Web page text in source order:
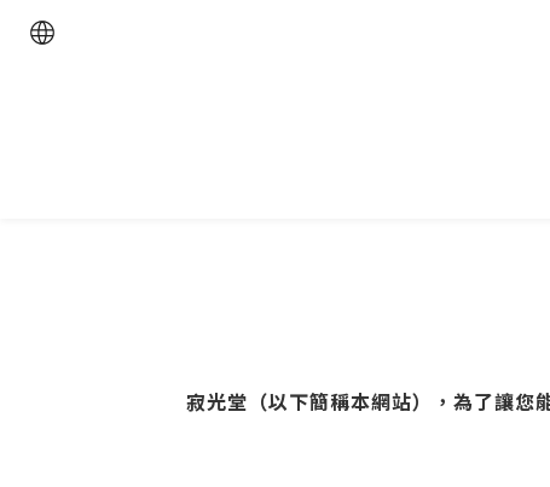
寂光堂（以下簡稱本網站），為了讓您